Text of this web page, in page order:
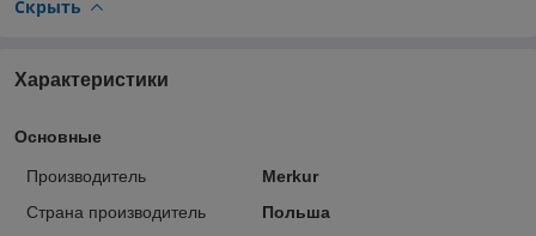
Скрыть
Характеристики
Основные
Производитель
Merkur
Страна производитель
Польша